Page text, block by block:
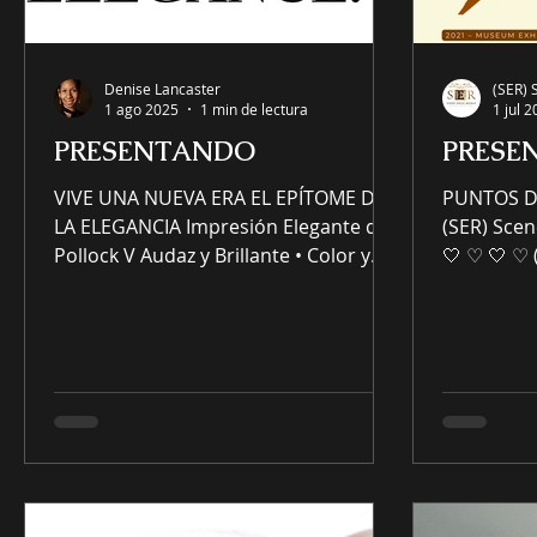
PRESENTANDO
VIVE UNA NUEVA ERA EL EPÍTOME DE
LA ELEGANCIA Impresión Elegante de
Pollock V Audaz y Brillante • Color y
Denise Lancaster
1 ago 2025
1 min de lectura
PUNTOS
(SER)
🤍 ♡ 🤍 ♡
(SER)
1 jul